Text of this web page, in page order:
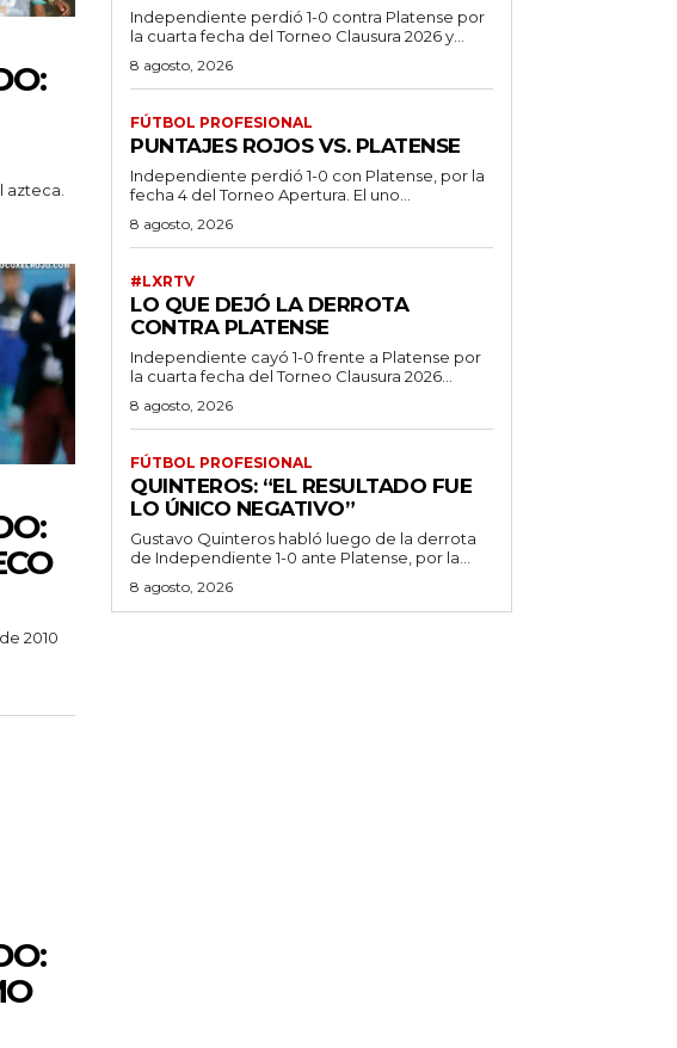
azteca.
2010
Independiente perdió 1-0 contra Platense por
la cuarta fecha del Torneo Clausura 2026 y...
8 agosto, 2026
FÚTBOL PROFESIONAL
PUNTAJES ROJOS VS. PLATENSE
Independiente perdió 1-0 con Platense, por la
fecha 4 del Torneo Apertura. El uno...
8 agosto, 2026
#LXRTV
LO QUE DEJÓ LA DERROTA
CONTRA PLATENSE
Independiente cayó 1-0 frente a Platense por
la cuarta fecha del Torneo Clausura 2026...
8 agosto, 2026
FÚTBOL PROFESIONAL
QUINTEROS: “EL RESULTADO FUE
LO ÚNICO NEGATIVO”
Gustavo Quinteros habló luego de la derrota
de Independiente 1-0 ante Platense, por la...
8 agosto, 2026